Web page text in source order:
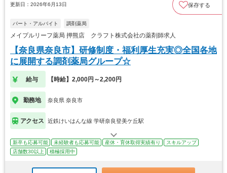
更新日：2026年6月13日 保存する
パート・アルバイト 調剤薬局
メイプルリーフ薬局 押熊店 クラフト株式会社の薬剤師求人
【奈良県奈良市】研修制度・福利厚生充実◎全国各地
に展開する調剤薬局グループ☆
給与 【時給】2,000円～2,200円
勤務地 奈良県 奈良市
アクセス 近鉄けいはんな線 学研奈良登美ケ丘駅
新卒も応募可能 未経験者も応募可能 産休・育休取得実績有り
スキルアップ
店舗数30以上
積極採用中